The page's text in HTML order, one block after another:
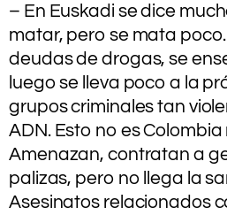
– En Euskadi se dice
matar, pero se mata
deudas de drogas, se
luego se lleva poco a la
grupos criminales tan
ADN. Esto no es Colombia
Amenazan, contratan a
palizas, pero no llega la
Asesinatos relacionados